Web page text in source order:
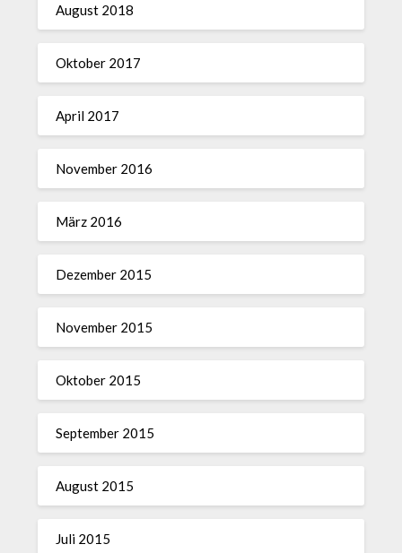
August 2018
Oktober 2017
April 2017
November 2016
März 2016
Dezember 2015
November 2015
Oktober 2015
September 2015
August 2015
Juli 2015